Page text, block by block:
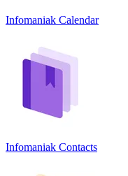
Infomaniak Calendar
Infomaniak Contacts